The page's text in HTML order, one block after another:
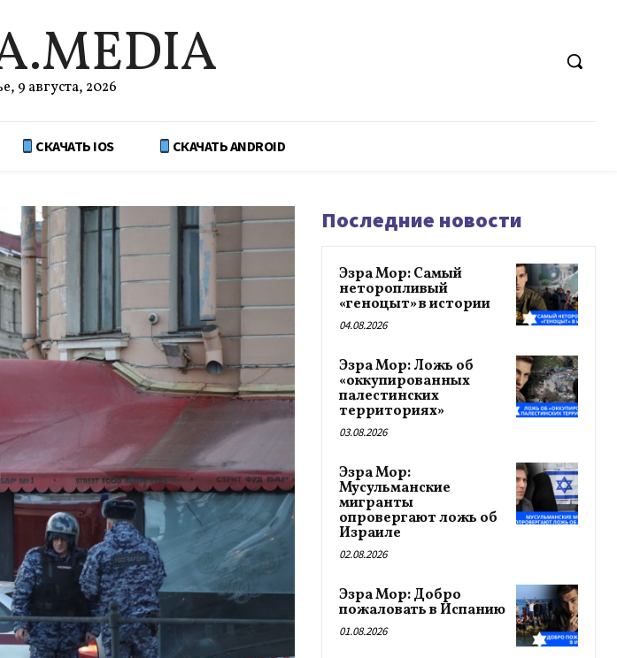
9 августа, 2026
СКАЧАТЬ IOS СКАЧАТЬ ANDROID
Последние новости
Эзра Мор: Самый
неторопливый
«геноцыт» в истории
04.08.2026
Эзра Мор: Ложь об
«оккупированных
палестинских
территориях»
03.08.2026
Эзра Мор:
Мусульманские
мигранты
опровергают ложь об
Израиле
02.08.2026
Эзра Мор: Добро
пожаловать в Испанию
01.08.2026